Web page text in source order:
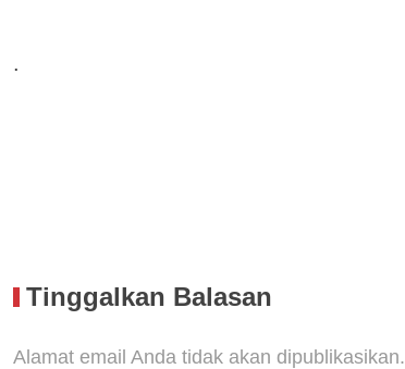
.
Tinggalkan Balasan
Alamat email Anda tidak akan dipublikasikan.